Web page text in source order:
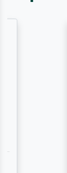
Sehr
des
unser
April 22,